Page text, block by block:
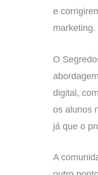
e
marketing.
O
digital,
os alunos
já que o
A